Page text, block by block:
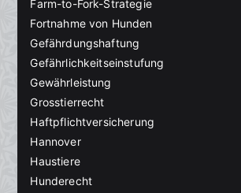
Farm-to-Fork-Strategie
Fortnahme von Hunden
Gefährdungshaftung
Gefährlichkeitseinstufung
Gewährleistung
Grosstierrecht
Haftpflichtversicherung
Hannover
Haustiere
Hunderecht